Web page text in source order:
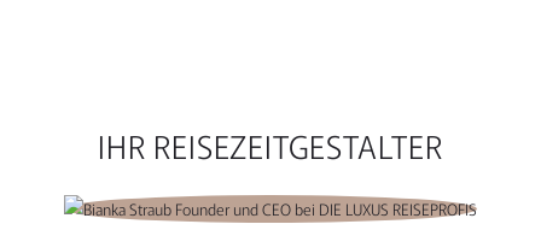
IHR REISEZEITGESTALTER